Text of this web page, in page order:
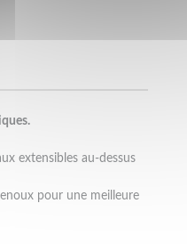
extensibles au-dessus
pour une meilleure